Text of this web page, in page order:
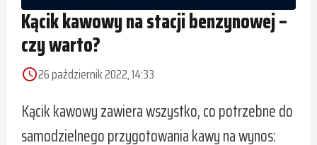
Kącik kawowy na stacji benzynowej –
czy warto?
access_time26 październik 2022, 14:33
Kącik kawowy zawiera wszystko, co potrzebne do
samodzielnego przygotowania kawy na wynos: